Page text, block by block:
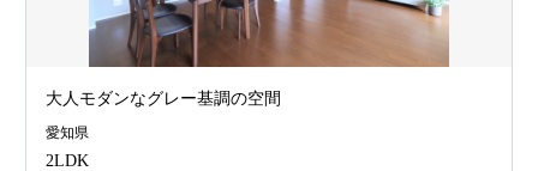
大人モダンなグレー基調の空間
愛知県
2LDK